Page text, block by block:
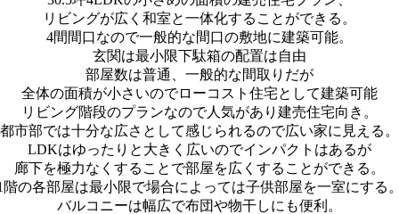
リビングが広く和室と一体化することができる。
4間間口なので一般的な間口の敷地に建築可能。
玄関は最小限下駄箱の配置は自由
部屋数は普通、一般的な間取りだが
全体の面積が小さいのでローコスト住宅として建築可能
リビング階段のプランなので人気があり建売住宅向き。
都市部では十分な広さとして感じられるので広い家に見える。
LDKはゆったりと大きく広いのでインパクトはあるが
廊下を極力なくすることで部屋を広くすることができる。
階の各部屋は最小限で場合によっては子供部屋を一室にする。
バルコニーは幅広で布団や物干しにも便利。